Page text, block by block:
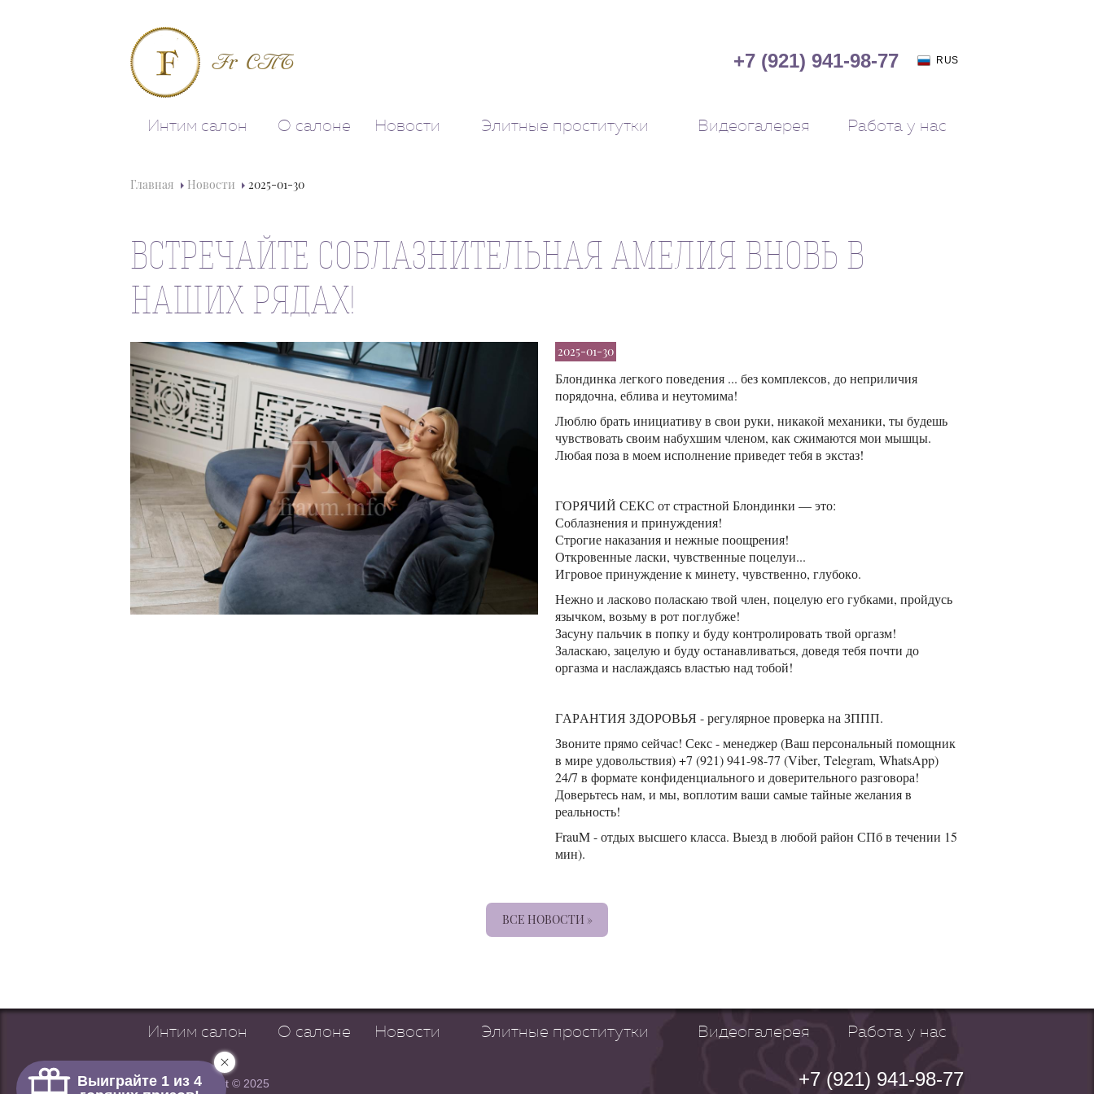
Fr СПБ +7 (921) 941-98-77 RUS
Интим салон О салоне Новости Элитные проститутки Видеогалерея Работа у нас
Главная Новости 2025-01-30
ВСТРЕЧАЙТЕ СОБЛАЗНИТЕЛЬНАЯ АМЕЛИЯ ВНОВЬ В
НАШИХ РЯДАХ!
2025-01-30
Блондинка легкого поведения ... без комплексов, до неприличия
порядочна, еблива и неутомима!
Люблю брать инициативу в свои руки, никакой механики, ты будешь
чувствовать своим набухшим членом, как сжимаются мои мышцы.
Любая поза в моем исполнение приведет тебя в экстаз!
ГОРЯЧИЙ СЕКС от страстной Блондинки — это:
Соблазнения и принуждения!
Строгие наказания и нежные поощрения!
Откровенные ласки, чувственные поцелуи...
Игровое принуждение к минету, чувственно, глубоко.
Нежно и ласково поласкаю твой член, поцелую его губками, пройдусь
язычком, возьму в рот поглубже!
Засуну пальчик в попку и буду контролировать твой оргазм!
Заласкаю, зацелую и буду останавливаться, доведя тебя почти до
оргазма и наслаждаясь властью над тобой!
ГАРАНТИЯ ЗДОРОВЬЯ - регулярное проверка на ЗППП.
Звоните прямо сейчас! Секс - менеджер (Ваш персональный помощник
в мире удовольствия) +7 (921) 941-98-77 (Viber, Telegram, WhatsApp)
24/7 в формате конфиденциального и доверительного разговора!
Доверьтесь нам, и мы, воплотим ваши самые тайные желания в
реальность!
FrauM - отдых высшего класса. Выезд в любой район СПб в течении 15
мин).
ВСЕ НОВОСТИ »
Интим салон О салоне Новости Элитные проститутки Видеогалерея Работа у нас
+7 (921) 941-98-77
Copyright © 2025